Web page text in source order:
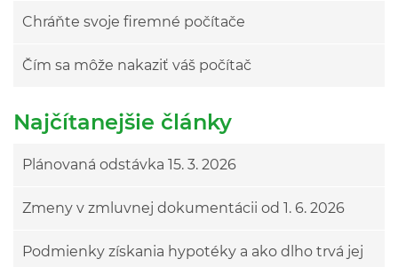
Chráňte svoje firemné počítače
Čím sa môže nakaziť váš počítač
Najčítanejšie články
Plánovaná odstávka 15. 3. 2026
Zmeny v zmluvnej dokumentácii od 1. 6. 2026
Podmienky získania hypotéky a ako dlho trvá jej